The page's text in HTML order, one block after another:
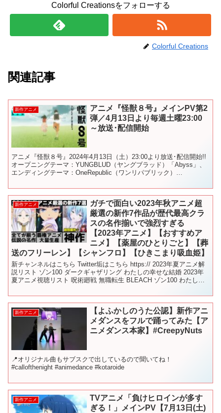
Colorful Creationsをフォローする
Colorful Creations
関連記事
新作アニメ
アニメ『怪獣８号』メインPV第2
弾／4月13日より毎週土曜23:00
～放送･配信開始
アニメ『怪獣８号』2024年4月13日（土）23:00より放送･配信開始!!
オープニングテーマ：YUNGBLUD（ヤングブラッド）「Abyss」、
エンディングテーマ：OneRepublic（ワンリパブリック）
新作アニメ
ガチで面白い2023年秋アニメ超
厳選の新作7作品が歴代最高クラ
スの名作揃いで強烈すぎる
【2023年アニメ】【おすすめア
ニメ】【薬屋のひとりごと】【葬
送のフリーレン】【シャンフロ】【ひきこまり吸血姫】
新チャンネルはこちら Twitter垢はこちら https:// 2023年夏アニメ解
説リスト ゾン100 ダークギャザリング わたしの幸せな結婚 2023年
夏アニメ視聴リスト 呪術廻戦 無職転生 BLEACH ゾン100 わたしの
新作アニメ
【よふかしのうた公認】新作アニ
メダンスをフルで踊ってみた【ア
ニメダンス本家】#CreepyNuts
📍オリジナル曲もサブスクで出しているので聞いてね！
#callofthenight #animedance #kotaroide
新作アニメ
TVアニメ「負けヒロインが多す
ぎる！」メインPV【7月13日(土)